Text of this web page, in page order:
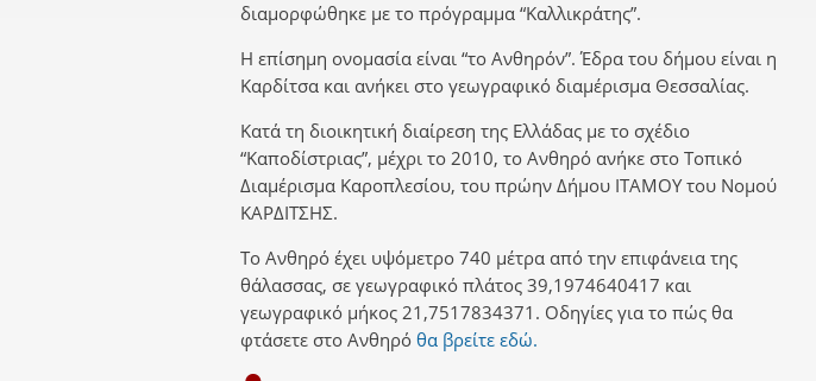
διαμορφώθηκε με το πρόγραμμα “Καλλικράτης”.
Η επίσημη ονομασία είναι “το Ανθηρόν”. Έδρα του δήμου είναι η
Καρδίτσα και ανήκει στο γεωγραφικό διαμέρισμα Θεσσαλίας.
Κατά τη διοικητική διαίρεση της Ελλάδας με το σχέδιο
“Καποδίστριας”, μέχρι το 2010, το Ανθηρό ανήκε στο Τοπικό
Διαμέρισμα Καροπλεσίου, του πρώην Δήμου ΙΤΑΜΟΥ του Νομού
ΚΑΡΔΙΤΣΗΣ.
Το Ανθηρό έχει υψόμετρο 740 μέτρα από την επιφάνεια της
θάλασσας, σε γεωγραφικό πλάτος 39,1974640417 και
γεωγραφικό μήκος 21,7517834371. Οδηγίες για το πώς θα
φτάσετε στο Ανθηρό θα βρείτε εδώ.